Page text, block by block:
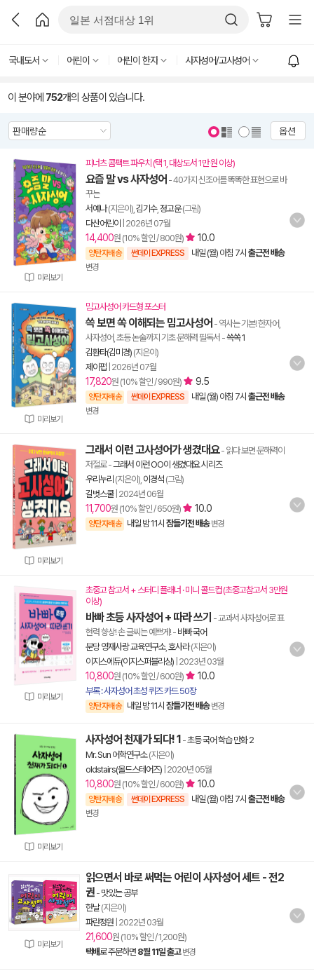
국내도서 어린이 어린이 한자 사자성어/고사성어
이 분야에 752개의 상품이 있습니다.
옵션
미리보기
피너츠 콤팩트 파우치 (택 1, 대상도서 1만 원 이상)
요즘 말 vs 사자성어 - 40가지 신조어를 똑똑한 표현으로 바
꾸는
서예나(지은이), 김기수, 정고운(그림)
다산어린이
2026년 07월
14,400원 (10% 할인 / 800원) 10.0
양탄자배송 썬데이 EXPRESS 내일 (월) 아침 7시 출근전 배송
변경
미리보기
밈고사성어 카드형 포스터
쓱 보면 쏙 이해되는 밈고사성어 - 역사는 기본! 한자어,
사자성어, 초등 논술까지 기초 문해력 필독서 -쓱쏙 1
김환타(김미경) (지은이)
제이펍 2026년 07월
17,820원 (10% 할인 / 990원) 9.5
양탄자배송 썬데이 EXPRESS 내일 (월) 아침 7시 출근전 배송
변경
미리보기
그래서 이런 고사성어가 생겼대요- 읽다 보면 문해력이
저절로-그래서 이런 OO이 생겼대요 시리즈
우리누리 (지은이), 이경석 (그림)
길벗스쿨| 2024년 06월
11,700원 (10% 할인 / 650원) 10.0
양탄자배송 내일 밤 11시 잠들기전 배송 변경
미리보기
초중고 참고서 + 스터디 플래너 · 미니 콜드컵 (초중고참고서 3만원
이상)
바빠 초등 사자성어 + 따라 쓰기 - 교과서 사자성어로 표
현력 향상! 손 글씨는 예쁘게!- 바빠 국어
분당 영재사랑 교육연구소, 호사라(지은이)
이지스에듀(이지스퍼블리싱) 2023년 03월
10,800원 (10% 할인 / 600원) 10.0
부록 : 사자성어 초성 퀴즈 카드 50장
양탄자배송 내일 밤 11시 잠들기전 배송 변경
미리보기
사자성어 천재가 되다! 1 -초등 국어 학습 만화 2
Mr. Sun 어학연구소(지은이)
oldstairs(올드스테어즈) 2020년 05월
10,800원 (10% 할인 / 600원) 10.0
양탄자배송 썬데이 EXPRESS 내일 (월) 아침 7시 출근전 배송
변경
미리보기
읽으면서 바로 써먹는 어린이 사자성어 세트 - 전2
권 - 맛있는 공부
한날(지은이)
파란정원 2022년 03월
21,600원 (10% 할인 / 1,200원)
택배로 주문하면 8월 11일 출고 변경